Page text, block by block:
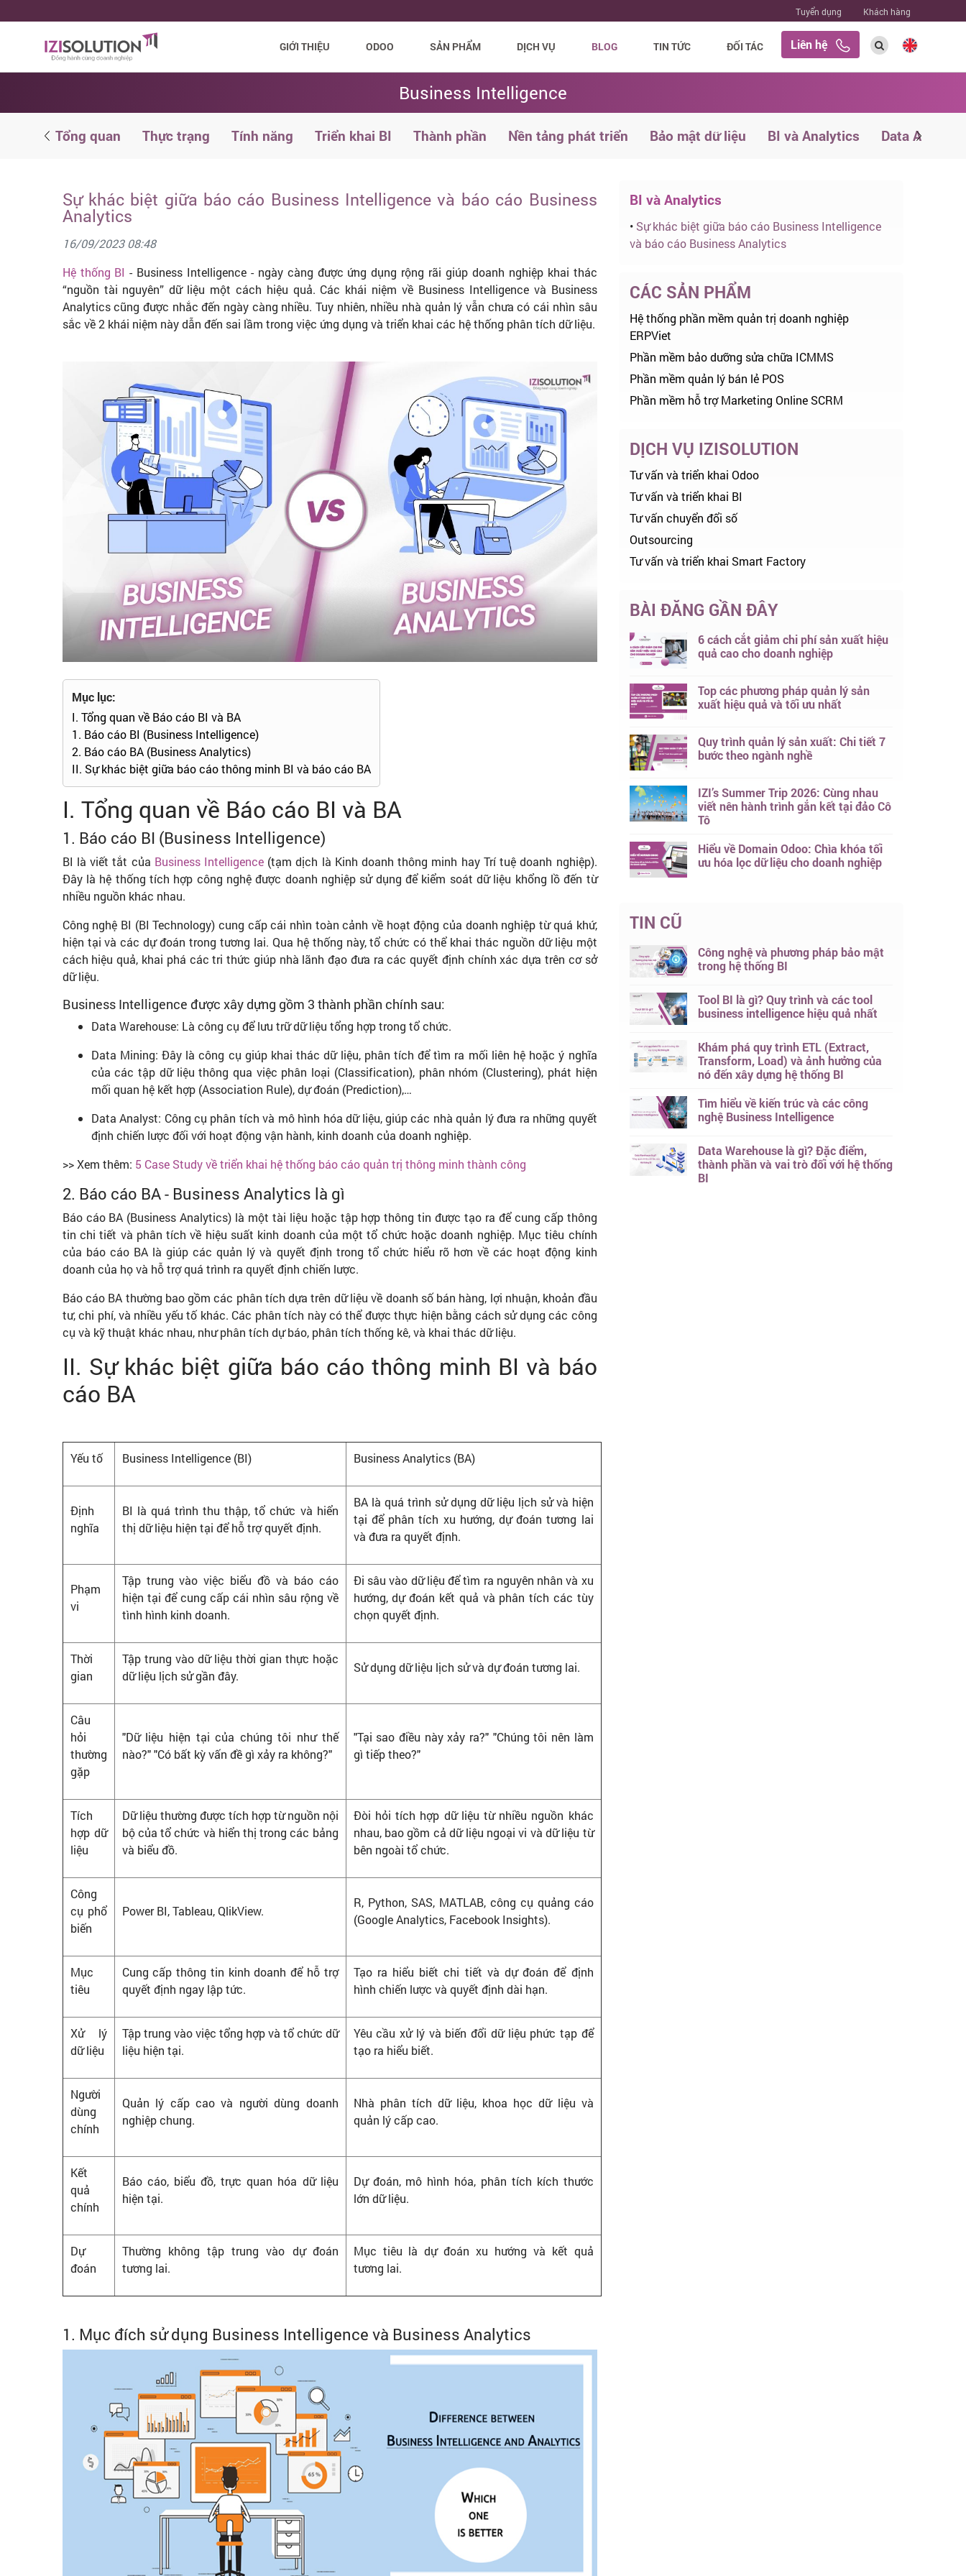
Tuyển dụng Khách hàng
GIỚI THIỆU ODOO SẢN PHẨM DỊCH VỤ BLOG TIN TỨC ĐỐI TÁC Liên hệ
Business Intelligence
Tổng quan Thực trạng Tính năng Triển khai BI Thành phần Nền tảng phát triển Bảo mật dữ liệu BI và Analytics Data Analyst
Sự khác biệt giữa báo cáo Business Intelligence và báo cáo Business
Analytics
16/09/2023 08:48
Hệ thống BI - Business Intelligence - ngày càng được ứng dụng rộng rãi giúp doanh nghiệp khai thác
“nguồn tài nguyên” dữ liệu một cách hiệu quả. Các khái niệm về Business Intelligence và Business
Analytics cũng được nhắc đến ngày càng nhiều. Tuy nhiên, nhiều nhà quản lý vẫn chưa có cái nhìn sâu
sắc về 2 khái niệm này dẫn đến sai lầm trong việc ứng dụng và triển khai các hệ thống phân tích dữ liệu.
Mục lục:
I. Tổng quan về Báo cáo BI và BA
1. Báo cáo BI (Business Intelligence)
2. Báo cáo BA (Business Analytics)
II. Sự khác biệt giữa báo cáo thông minh BI và báo cáo BA
I. Tổng quan về Báo cáo BI và BA
1. Báo cáo BI (Business Intelligence)
BI là viết tắt của Business Intelligence(tạm dịch là Kinh doanh thông minh hay Trí tuệ doanh nghiệp).
Đây là hệ thống tích hợp công nghệ được doanh nghiệp sử dụng để kiểm soát dữ liệu khổng lồ đến từ
nhiều nguồn khác nhau.
Công nghệ BI (BI Technology) cung cấp cái nhìn toàn cảnh về hoạt động của doanh nghiệp từ quá khứ,
hiện tại và các dự đoán trong tương lai. Qua hệ thống này, tổ chức có thể khai thác nguồn dữ liệu một
cách hiệu quả, khai phá các tri thức giúp nhà lãnh đạo đưa ra các quyết định chính xác dựa trên cơ sở
dữ liệu.
Business Intelligence được xây dựng gồm 3 thành phần chính sau:
Data Warehouse: Là công cụ để lưu trữ dữ liệu tổng hợp trong tổ chức.
Data Mining: Đây là công cụ giúp khai thác dữ liệu, phân tích để tìm ra mối liên hệ hoặc ý nghĩa
của các tập dữ liệu thông qua việc phân loại (Classification), phân nhóm (Clustering), phát hiện
mối quan hệ kết hợp (Association Rule), dự đoán (Prediction),…
Data Analyst: Công cụ phân tích và mô hình hóa dữ liệu, giúp các nhà quản lý đưa ra những quyết
định chiến lược đối với hoạt động vận hành, kinh doanh của doanh nghiệp.
>> Xem thêm: 5 Case Study về triển khai hệ thống báo cáo quản trị thông minh thành công
2. Báo cáo BA - Business Analytics là gì
Báo cáo BA (Business Analytics) là một tài liệu hoặc tập hợp thông tin được tạo ra để cung cấp thông
tin chi tiết và phân tích về hiệu suất kinh doanh của một tổ chức hoặc doanh nghiệp. Mục tiêu chính
của báo cáo BA là giúp các quản lý và quyết định trong tổ chức hiểu rõ hơn về các hoạt động kinh
doanh của họ và hỗ trợ quá trình ra quyết định chiến lược.
Báo cáo BA thường bao gồm các phân tích dựa trên dữ liệu về doanh số bán hàng, lợi nhuận, khoản đầu
tư, chi phí, và nhiều yếu tố khác. Các phân tích này có thể được thực hiện bằng cách sử dụng các công
cụ và kỹ thuật khác nhau, như phân tích dự báo, phân tích thống kê, và khai thác dữ liệu.
II. Sự khác biệt giữa báo cáo thông minh BI và báo
cáo BA
Yếu tố Business Intelligence (BI) Business Analytics (BA)
Định
nghĩa
BI là quá trình thu thập, tổ chức và hiển
thị dữ liệu hiện tại để hỗ trợ quyết định.
BA là quá trình sử dụng dữ liệu lịch sử và hiện
tại để phân tích xu hướng, dự đoán tương lai
và đưa ra quyết định.
Phạm
vi
Tập trung vào việc biểu đồ và báo cáo
hiện tại để cung cấp cái nhìn sâu rộng về
tình hình kinh doanh.
Đi sâu vào dữ liệu để tìm ra nguyên nhân và xu
hướng, dự đoán kết quả và phân tích các tùy
chọn quyết định.
Thời
gian
Tập trung vào dữ liệu thời gian thực hoặc
dữ liệu lịch sử gần đây.
Sử dụng dữ liệu lịch sử và dự đoán tương lai.
Câu
hỏi
thường
gặp
"Dữ liệu hiện tại của chúng tôi như thế
nào?" "Có bất kỳ vấn đề gì xảy ra không?"
"Tại sao điều này xảy ra?" "Chúng tôi nên làm
gì tiếp theo?"
Tích
hợp dữ
liệu
Dữ liệu thường được tích hợp từ nguồn nội
bộ của tổ chức và hiển thị trong các bảng
và biểu đồ.
Đòi hỏi tích hợp dữ liệu từ nhiều nguồn khác
nhau, bao gồm cả dữ liệu ngoại vi và dữ liệu từ
bên ngoài tổ chức.
Công
cụ phổ
biến
Power BI, Tableau, QlikView.
R, Python, SAS, MATLAB, công cụ quảng cáo
(Google Analytics, Facebook Insights).
Mục
tiêu
Cung cấp thông tin kinh doanh để hỗ trợ
quyết định ngay lập tức.
Tạo ra hiểu biết chi tiết và dự đoán để định
hình chiến lược và quyết định dài hạn.
Xử lý
dữ liệu
Tập trung vào việc tổng hợp và tổ chức dữ
liệu hiện tại.
Yêu cầu xử lý và biến đổi dữ liệu phức tạp để
tạo ra hiểu biết.
Người
dùng
chính
Quản lý cấp cao và người dùng doanh
nghiệp chung.
Nhà phân tích dữ liệu, khoa học dữ liệu và
quản lý cấp cao.
Kết
quả
chính
Báo cáo, biểu đồ, trực quan hóa dữ liệu
hiện tại.
Dự đoán, mô hình hóa, phân tích kích thước
lớn dữ liệu.
Dự
đoán
Thường không tập trung vào dự đoán
tương lai.
Mục tiêu là dự đoán xu hướng và kết quả
tương lai.
1. Mục đích sử dụng Business Intelligence và Business Analytics
BI và Analytics
• Sự khác biệt giữa báo cáo Business Intelligence
và báo cáo Business Analytics
CÁC SẢN PHẨM
Hệ thống phần mềm quản trị doanh nghiệp
ERPViet
Phần mềm bảo dưỡng sửa chữa ICMMS
Phần mềm quản lý bán lẻ POS
Phần mềm hỗ trợ Marketing Online SCRM
DỊCH VỤ IZISOLUTION
Tư vấn và triển khai Odoo
Tư vấn và triển khai BI
Tư vấn chuyển đổi số
Outsourcing
Tư vấn và triển khai Smart Factory
BÀI ĐĂNG GẦN ĐÂY
6 cách cắt giảm chi phí sản xuất hiệu
quả cao cho doanh nghiệp
Top các phương pháp quản lý sản
xuất hiệu quả và tối ưu nhất
Quy trình quản lý sản xuất: Chi tiết 7
bước theo ngành nghề
IZI’s Summer Trip 2026: Cùng nhau
viết nên hành trình gắn kết tại đảo Cô
Tô
Hiểu về Domain Odoo: Chìa khóa tối
ưu hóa lọc dữ liệu cho doanh nghiệp
TIN CŨ
Công nghệ và phương pháp bảo mật
trong hệ thống BI
Tool BI là gì? Quy trình và các tool
business intelligence hiệu quả nhất
Khám phá quy trình ETL (Extract,
Transform, Load) và ảnh hưởng của
nó đến xây dựng hệ thống BI
Tìm hiểu về kiến trúc và các công
nghệ Business Intelligence
Data Warehouse là gì? Đặc điểm,
thành phần và vai trò đối với hệ thống
BI